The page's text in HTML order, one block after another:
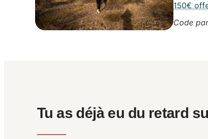
150€
Code
Tu as déjà eu du retard